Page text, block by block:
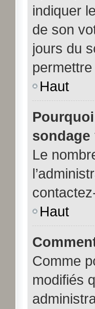
indiquer
de son
jours du
Haut
sondage
Le
Haut
Comme
modifiés